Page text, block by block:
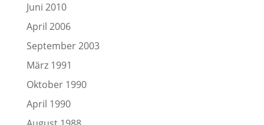
Juni 2010
April 2006
September 2003
März 1991
Oktober 1990
April 1990